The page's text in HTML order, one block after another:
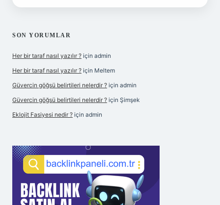
SON YORUMLAR
Her bir taraf nasıl yazılır ? için admin
Her bir taraf nasıl yazılır ? için Meltem
Güvercin göğsü belirtileri nelerdir ? için admin
Güvercin göğsü belirtileri nelerdir ? için Şimşek
Eklojit Fasiyesi nedir ? için admin